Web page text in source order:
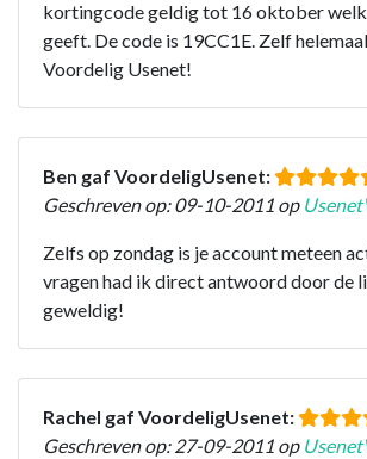
kortingcode geldig tot 16 oktober
geeft. De code is 19CC1E. Zelf
Voordelig Usenet!
Ben gaf VoordeligUsenet:
Geschreven op: 09-10-2011 op
Zelfs op zondag is je account meteen
vragen had ik direct antwoord door de
geweldig!
Rachel gaf VoordeligUsenet:
Geschreven op: 27-09-2011 op